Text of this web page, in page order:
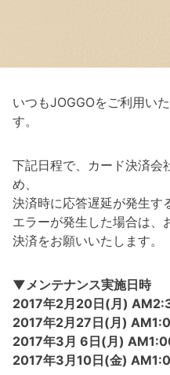
いつもJOGGOをご利用い
す。
下記日程で、カード決済会
め、
決済時に応答遅延が発生す
エラーが発生した場合は、
決済をお願いいたします。
▼メンテナンス実施日時
2017年2月20日(月)
2017年2月27日(月)
2017年3月 6日(月)
2017年3月10日(金)